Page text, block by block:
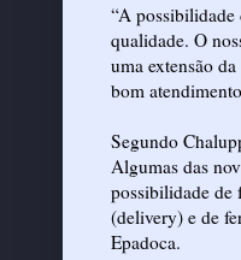
“A possibilidade
qualidade. O
uma extensão
bom
Segundo
Algumas das
possibilidade de
(delivery) e de
Epadoca.